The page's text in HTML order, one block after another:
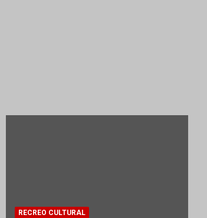
RECREO CULTURAL